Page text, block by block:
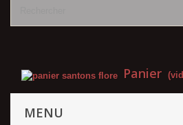
Panier
MENU